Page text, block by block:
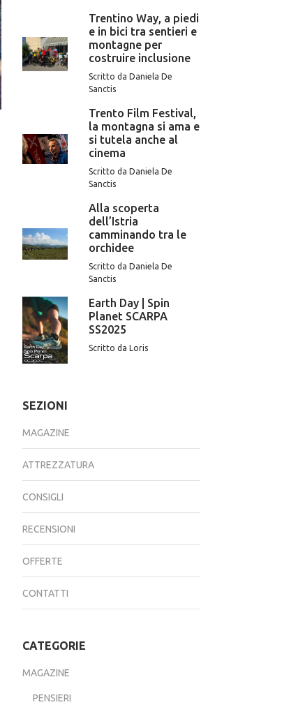
Trentino Way, a piedi
e in bici tra sentieri e
montagne per
costruire inclusione
Scritto da Daniela De
Sanctis
Trento Film Festival,
la montagna si ama e
si tutela anche al
cinema
Scritto da Daniela De
Sanctis
Alla scoperta
dell’Istria
camminando tra le
orchidee
Scritto da Daniela De
Sanctis
Earth Day | Spin
Planet SCARPA
SS2025
Scritto da Loris
SEZIONI
MAGAZINE
ATTREZZATURA
CONSIGLI
RECENSIONI
OFFERTE
CONTATTI
CATEGORIE
MAGAZINE
PENSIERI